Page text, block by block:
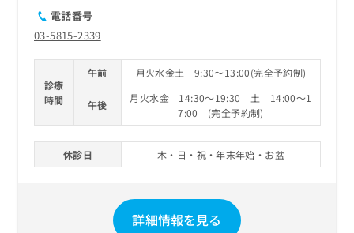
電話番号
03-5815-2339
診療
時間
午前 月火水金土 9:30～13:00(完全予約制)
午後
月火水金 14:30～19:30 土 14:00～1
7:00 (完全予約制)
休診日 木・日・祝・年末年始・お盆
詳細情報を見る